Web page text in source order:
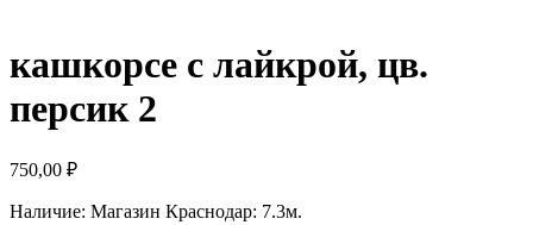
кашкорсе с лайкрой, цв.
персик 2
750,00 ₽
Наличие: Магазин Краснодар: 7.3м.